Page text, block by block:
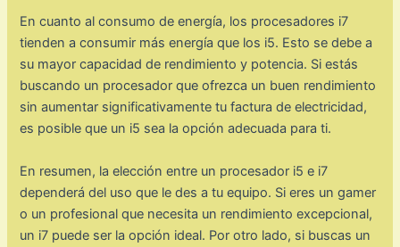
En cuanto al consumo de energía, los procesadores i7
tienden a consumir más energía que los i5. Esto se debe a
su mayor capacidad de rendimiento y potencia. Si estás
buscando un procesador que ofrezca un buen rendimiento
sin aumentar significativamente tu factura de electricidad,
es posible que un i5 sea la opción adecuada para ti.
En resumen, la elección entre un procesador i5 e i7
dependerá del uso que le des a tu equipo. Si eres un gamer
o un profesional que necesita un rendimiento excepcional,
un i7 puede ser la opción ideal. Por otro lado, si buscas un